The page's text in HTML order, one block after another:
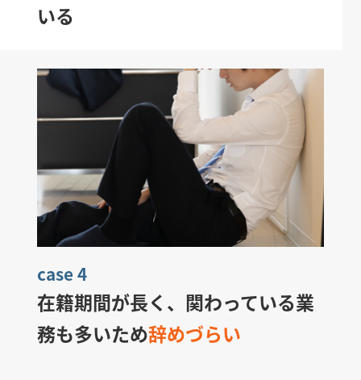
いる
case 4
在籍期間が長く、関わっている業
務も多いため辞めづらい